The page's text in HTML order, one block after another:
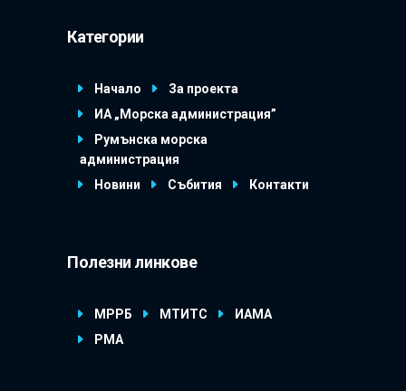
Категории
Начало
За проекта
ИА „Морска администрация”
Румънска морска
администрация
Новини
Събития Контакти
Полезни линкове
МРРБ МТИТС
ИАМА
РМА